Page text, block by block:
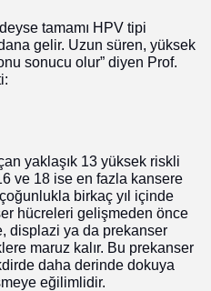
tamamı HPV tipi
gelir. Uzun süren, yüksek
sonucu olur” diyen Prof.
yaklaşık 13 yüksek riskli
ve 18 ise en fazla kansere
birkaç yıl içinde
hücreleri gelişmeden önce
displazi ya da prekanser
maruz kalır. Bu prekanser
daha derinde dokuya
eğilimlidir.